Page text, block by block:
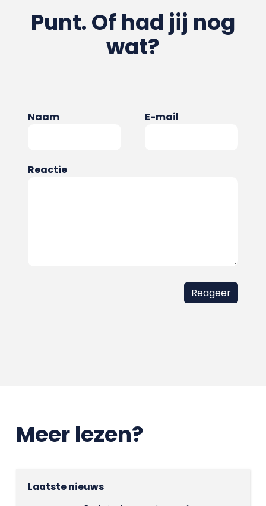
Punt. Of had jij nog
wat?
Naam E-mail
Reactie
Meer lezen?
Laatste nieuws